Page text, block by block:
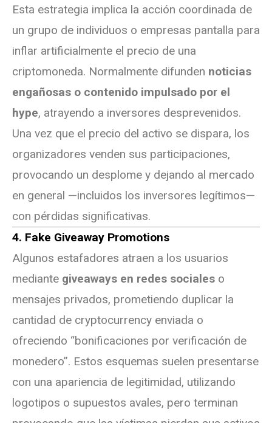
Esta estrategia implica la acción coordinada de
un grupo de individuos o empresas pantalla para
inflar artificialmente el precio de una
criptomoneda. Normalmente difunden noticias
engañosas o contenido impulsado por el
hype, atrayendo a inversores desprevenidos.
Una vez que el precio del activo se dispara, los
organizadores venden sus participaciones,
provocando un desplome y dejando al mercado
en general —incluidos los inversores legítimos—
con pérdidas significativas.
4. Fake Giveaway Promotions
Algunos estafadores atraen a los usuarios
mediante giveaways en redes sociales o
mensajes privados, prometiendo duplicar la
cantidad de cryptocurrency enviada o
ofreciendo “bonificaciones por verificación de
monedero”. Estos esquemas suelen presentarse
con una apariencia de legitimidad, utilizando
logotipos o supuestos avales, pero terminan